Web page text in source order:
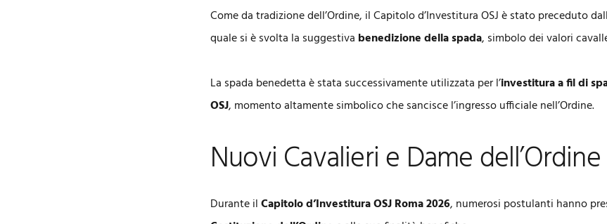
Come da tradizione dell’Ordine, il Capitolo d’Investitura OSJ è stato preceduto
quale si è svolta la suggestiva benedizione della spada, simbolo dei valori
La spada benedetta è stata successivamente utilizzata per l’investitura a fil di
OSJ, momento altamente simbolico che sancisce l’ingresso ufficiale nell’Ordine.
Nuovi Cavalieri e Dame dell’Ordine
Durante ilCapitolo d’Investitura OSJ Roma 2026, numerosi postulanti hanno